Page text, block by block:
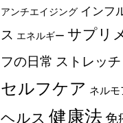
アンチエイジング インフ
ス エネルギー サプリ
フの日常 ストレッチ
セルフケア ネルモ
ヘルス 健康法免